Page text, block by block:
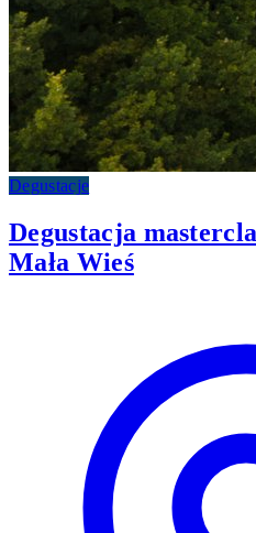
Degustacje
Degustacja
Mała Wieś